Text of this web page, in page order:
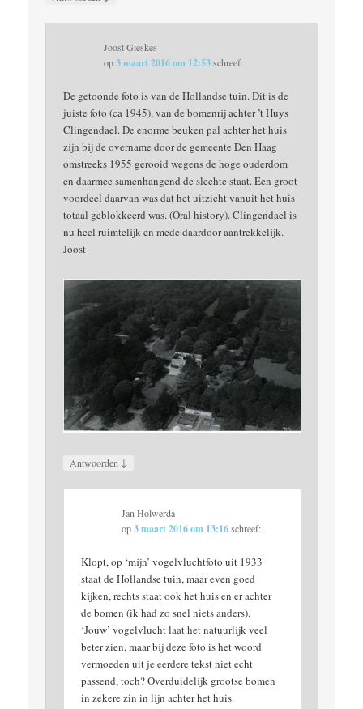
Joost Gieskes
op3 maart 2016 om 12:53 schreef:
De getoonde foto is van de Hollandse tuin. Dit is de
juiste foto (ca 1945), van de bomenrij achter ’t Huys
Clingendael. De enorme beuken pal achter het huis
zijn bij de overname door de gemeente Den Haag
omstreeks 1955 gerooid wegens de hoge ouderdom
en daarmee samenhangend de slechte staat. Een groot
voordeel daarvan was dat het uitzicht vanuit het huis
totaal geblokkeerd was. (Oral history). Clingendael is
nu heel ruimtelijk en mede daardoor aantrekkelijk.
Joost
Antwoorden ↓
Jan Holwerda
op3 maart 2016 om 13:16 schreef:
Klopt, op ‘mijn’ vogelvluchtfoto uit 1933
staat de Hollandse tuin, maar even goed
kijken, rechts staat ook het huis en er achter
de bomen (ik had zo snel niets anders).
‘Jouw’ vogelvlucht laat het natuurlijk veel
beter zien, maar bij deze foto is het woord
vermoeden uit je eerdere tekst niet echt
passend, toch? Overduidelijk grootse bomen
in zekere zin in lijn achter het huis.